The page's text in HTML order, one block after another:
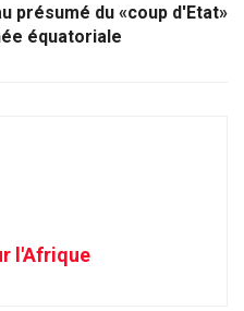
présumé du «coup d'Etat»
équatoriale
l'Afrique